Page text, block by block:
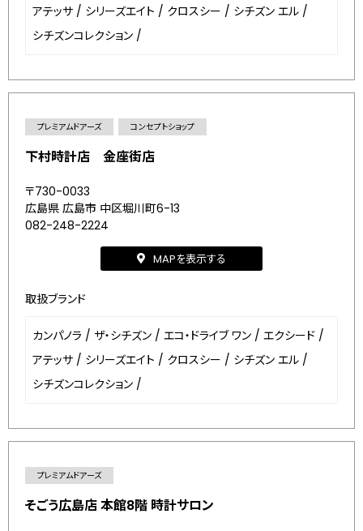
アテッサ / シリーズエイト / クロスシー / シチズン エル /
シチズンコレクション /
プレミアムドアーズ コンセプトショップ
下村時計店 金座街店
〒730-0033
広島県 広島市 中区堀川町6-13
082-248-2224
MAPを表示する
取扱ブランド
カンパノラ / ザ・シチズン / エコ・ドライブ ワン / エクシード /
アテッサ / シリーズエイト / クロスシー / シチズン エル /
シチズンコレクション /
プレミアムドアーズ
そごう広島店 本館8階 時計サロン